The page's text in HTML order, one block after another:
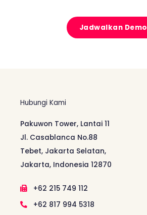
Jadwalkan Demo
Hubungi Kami
Pakuwon Tower, Lantai 11
Jl. Casablanca No.88
Tebet, Jakarta Selatan,
Jakarta, Indonesia 12870
+62 215 749 112
+62 817 994 5318